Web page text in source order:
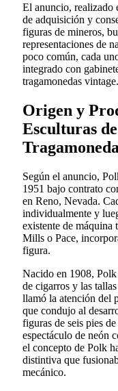
El anuncio, realizado
de adquisición y
figuras de mineros,
representaciones de
poco común, cada
integrado con
tragamonedas vintage.
Origen y
Esculturas
Según el anuncio,
1951 bajo contrato
en Reno, Nevada.
individualmente y
existente de máquina
Mills o Pace,
figura.
Nacido en 1908, Polk
de cigarros y las
llamó la atención del
que condujo al
figuras de seis pies
espectáculo de neón
el concepto de Polk
distintiva que
mecánico.